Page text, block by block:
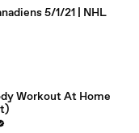
5/1/21 | NHL
Workout At Home